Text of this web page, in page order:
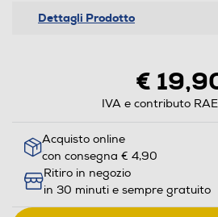
Dettagli Prodotto
€
IVA e contributo
Acquisto online
con consegna € 4,90
Ritiro in negozio
in 30 minuti e sempre gratuito